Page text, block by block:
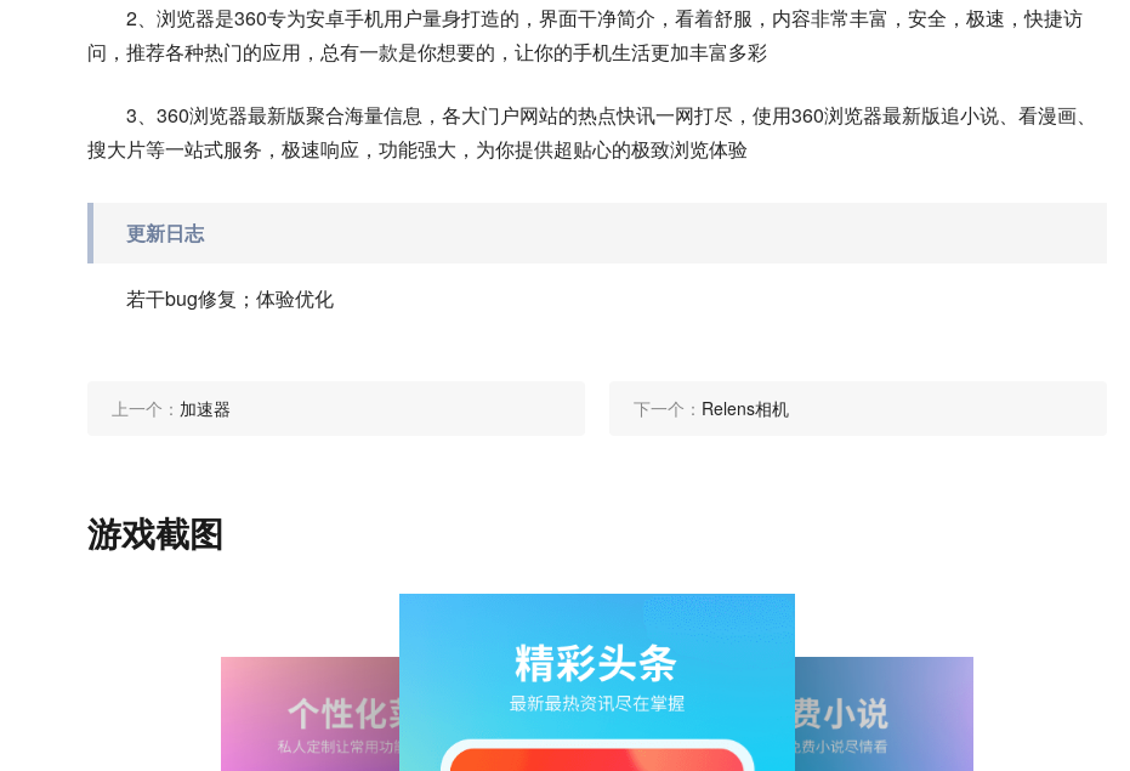
2、浏览器是360专为安卓手机用户量身打造的，界面干净简介，看着舒服，内容非常丰富，安全，极速，快捷访
问，推荐各种热门的应用，总有一款是你想要的，让你的手机生活更加丰富多彩
3、360浏览器最新版聚合海量信息，各大门户网站的热点快讯一网打尽，使用360浏览器最新版追小说、看漫画、
搜大片等一站式服务，极速响应，功能强大，为你提供超贴心的极致浏览体验
更新日志
若干bug修复；体验优化
上一个： 加速器 下一个： Relens相机
游戏截图